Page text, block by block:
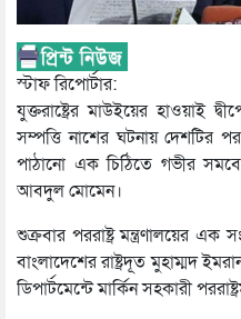
স্টাফ রিপোর্টার:
যুক্তরাষ্ট্রের মাউইয়ের হাওয়াই
সম্পত্তি নাশের ঘটনায় দেশটির
পাঠানো এক চিঠিতে গভীর
আবদুল মোমেন।
শুক্রবার পররাষ্ট্র মন্ত্রণালয়ের এক
বাংলাদেশের রাষ্ট্রদূত মুহাম্মদ
ডিপার্টমেন্টে মার্কিন সহকারী